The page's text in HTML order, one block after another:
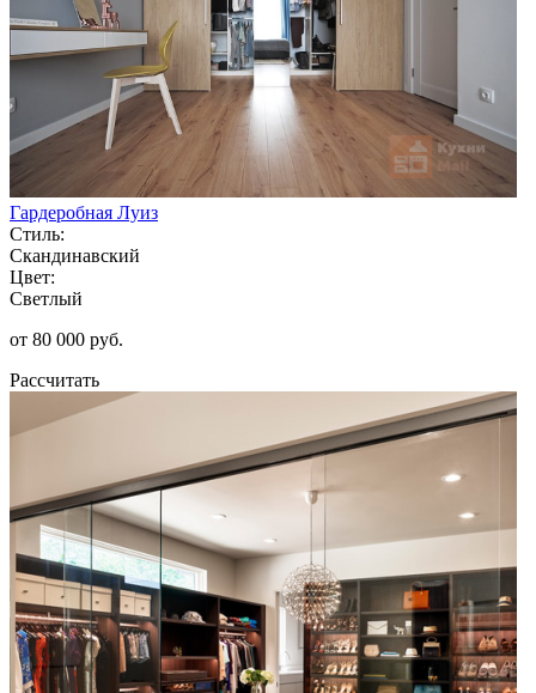
Гардеробная Луиз
Стиль:
Скандинавский
Цвет:
Светлый
от 80 000 руб.
Рассчитать